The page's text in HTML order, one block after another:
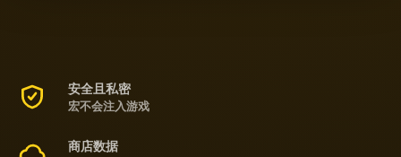
安全且私密
宏不会注入游戏
商店数据